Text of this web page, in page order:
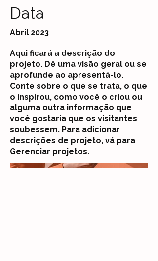
Data
Abril 2023
Aqui ficará a descrição do
projeto. Dê uma visão geral ou se
aprofunde ao apresentá-lo.
Conte sobre o que se trata, o que
o inspirou, como você o criou ou
alguma outra informação que
você gostaria que os visitantes
soubessem. Para adicionar
descrições de projeto, vá para
Gerenciar projetos.